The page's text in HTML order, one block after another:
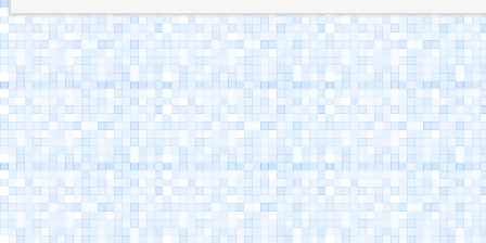
Italia in Miniatura -
Rimini
Le Navi Acquarium -
Cattolica
Kanalhafen Cervia